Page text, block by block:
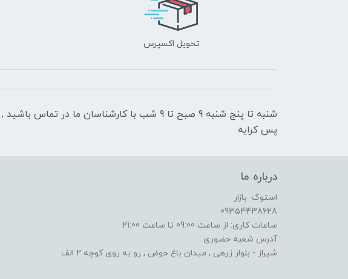
تحویل اکسپرس
شنبه تا پنج شنبه 9 صبح تا 9 شب با کارشناسان ما در
پس کرایه
درباره ما
استوک بازار
09354438628
ساعات کاری: از ساعت 09:00 تا ساعت 21:00
آدرس شعبه حضوری :
شیراز - بلوار زرهی , میدان باغ حوض , رو به روی کوچه 2 الف